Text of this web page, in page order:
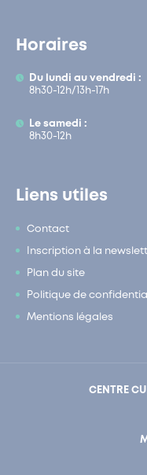
Horaires
Du lundi au vendredi :
8h30-12h/13h-17h
Le samedi :
8h30-12h
Liens utiles
Contact
Inscription à la
Plan du site
Politique de
Mentions légales
CENTRE